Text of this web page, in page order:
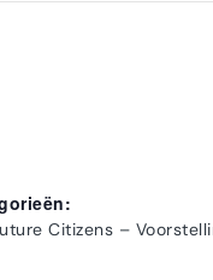
Citizens –